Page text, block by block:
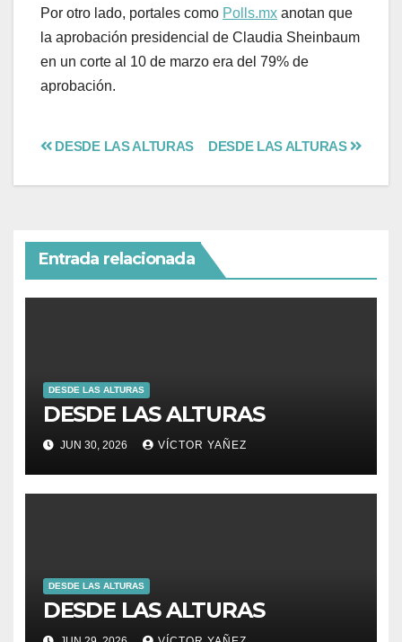
Por otro lado, portales como Polls.mx anotan que
la aprobación presidencial de Claudia Sheinbaum
en un corte al 10 de marzo era del 79% de
aprobación.
DESDE LAS ALTURAS
DESDE LAS ALTURAS
Entrada relacionada
DESDE LAS ALTURAS
DESDE LAS ALTURAS
JUN 30, 2026 VÍCTOR YAÑEZ
DESDE LAS ALTURAS
DESDE LAS ALTURAS